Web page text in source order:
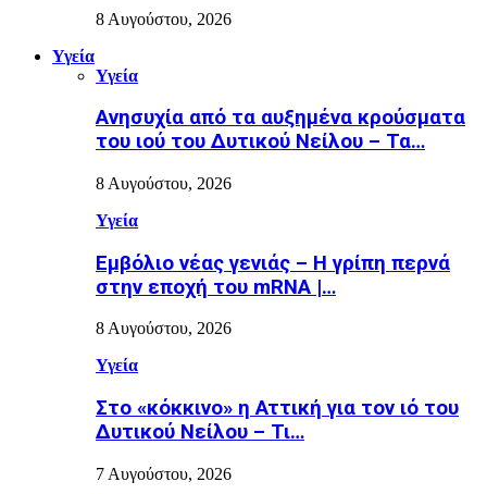
8 Αυγούστου, 2026
Υγεία
Υγεία
Ανησυχία από τα αυξημένα κρούσματα
του ιού του Δυτικού Νείλου – Τα…
8 Αυγούστου, 2026
Υγεία
Εµβόλιο νέας γενιάς – Η γρίπη περνά
στην εποχή του mRNA |…
8 Αυγούστου, 2026
Υγεία
Στο «κόκκινο» η Αττική για τον ιό του
Δυτικού Νείλου – Τι…
7 Αυγούστου, 2026